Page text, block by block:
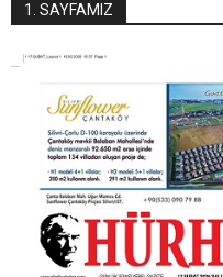
1. SAYFAMIZ